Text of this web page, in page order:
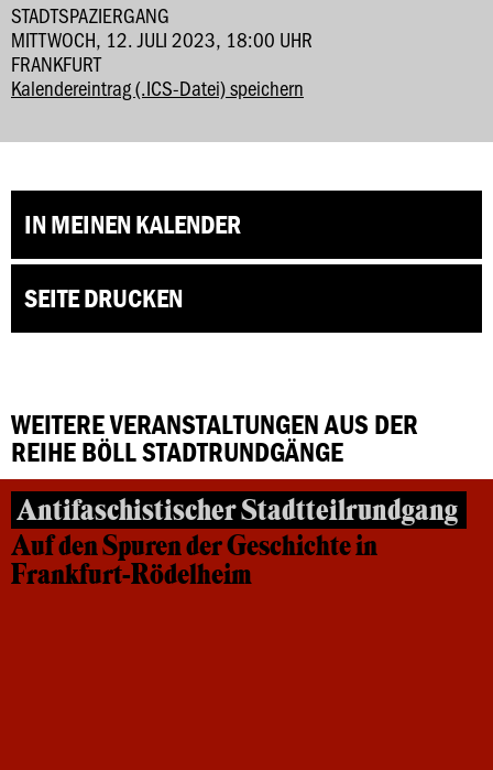
STADTSPAZIERGANG
MITTWOCH, 12. JULI 2023, 18:00 UHR
FRANKFURT
Kalendereintrag (.ICS-Datei) speichern
IN MEINEN KALENDER
SEITE DRUCKEN
WEITERE VERANSTALTUNGEN AUS DER
REIHE BÖLL STADTRUNDGÄNGE
Antifaschistischer Stadtteilrundgang
Auf den Spuren der Geschichte in
Frankfurt-Rödelheim